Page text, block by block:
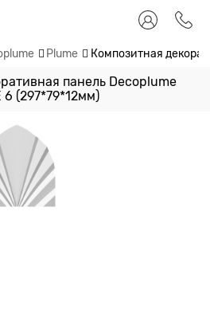
Plume Композитная
панель Decoplume
6 (297*79*12мм)